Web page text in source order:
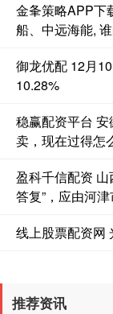
金夆策略APP下
船、中远海能,
御龙优配 12月
10.28%
稳赢配资平台
卖，现在过得怎
盈科千信配资
答复”，应由河
线上股票配资网
推荐资讯